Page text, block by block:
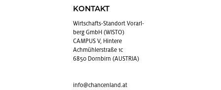
KONTAKT
Wirt­schafts-Stand­ort Vor­arl­
berg GmbH (WISTO)
CAMPUS V, Hintere
Achmühlerstraße 1c
6850 Dornbirn (AUSTRIA)
info@​chancenland.​at